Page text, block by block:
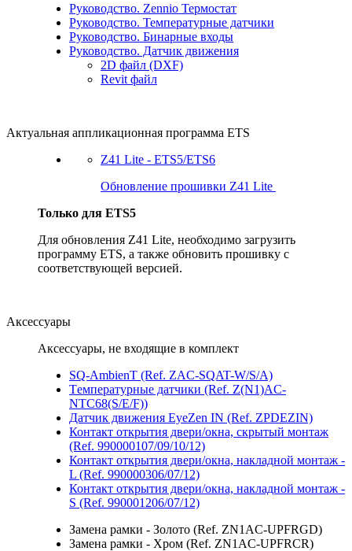
Руководство. Zennio Термостат
Руководство. Температурные датчики
Руководство. Бинарные входы
Руководство. Датчик движения
2D файл (DXF)
Revit файл
Актуальная аппликационная программа ETS
Z41 Lite - ETS5/ETS6
Обновление прошивки Z41 Lite
Только для ETS5
Для обновления Z41 Lite, необходимо загрузить
программу ETS, а также обновить прошивку с
соответствующей версией.
Аксессуары
Аксессуары, не входящие в комплект
SQ-AmbienT (Ref. ZAC-SQAT-W/S/A)
Tемпературные датчики (Ref. Z(N1)AC-
NTC68(S/E/F))
Датчик движения EyeZen IN (Ref. ZPDEZIN)
Контакт открытия двери/окна, скрытый монтаж
(Ref. 990000107/09/10/12)
Контакт открытия двери/окна, накладной монтаж -
L (Ref. 990000306/07/12)
Контакт открытия двери/окна, накладной монтаж -
S (Ref. 990001206/07/12)
Замена рамки - Золото (Ref. ZN1AC-UPFRGD)
Замена рамки - Хром (Ref. ZN1AC-UPFRCR)